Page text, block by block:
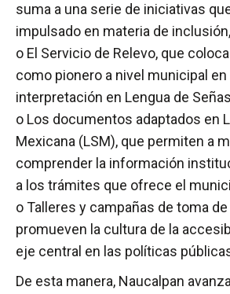
suma a una serie de iniciativas
impulsado en materia de
o El Servicio de Relevo, que
como pionero a nivel municipal
interpretación en Lengua de
o Los documentos adaptados en
Mexicana (LSM), que permiten a
comprender la información
a los trámites que ofrece el
o Talleres y campañas de toma
promueven la cultura de la
eje central en las políticas
De esta manera, Naucalpan